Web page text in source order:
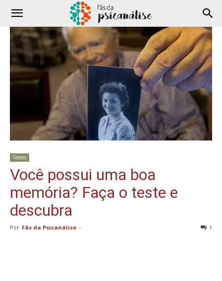
Testes
Você possui uma boa
memória? Faça o teste e
descubra
Por Fãs da Psicanálise - 1